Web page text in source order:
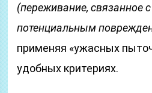
(переживание, связанное
потенциальным
применяя «ужасных
удобных критериях.